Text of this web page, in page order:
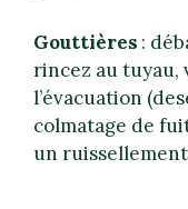
Gouttières :
rincez au tuyau,
l’évacuation
colmatage de
un